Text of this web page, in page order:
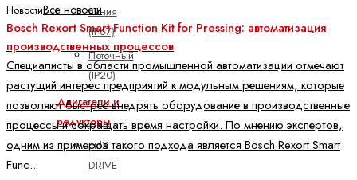
линия
(IP67)
Поточный
(IP20)
Двигатели и
редукторы
ctrlX
DRIVE
НовостиВсе новости
Bosch Rexort Smart Function Kit for Pressing: автоматизация
производственных процессов
Специалисты в области промышленной автоматизации отмечают
растущий интерес предприятий к модульным решениям, которые
позволяют быстрее внедрять оборудование в производственные
процессы и сокращать время настройки. По мнению экспертов,
одним из примеров такого подхода является Bosch Rexort Smart
Func..